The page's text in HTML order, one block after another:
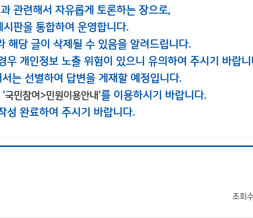
관련해서 자유롭게 토론하는 장으로,
판을 통합하여 운영합니다.
해당 글이 삭제될 수 있음을 알려드립니다.
개인정보 노출 위험이 있으니 유의하여 주시기 바랍니
는 선별하여 답변을 게재할 예정입니다.
'국민참여>민원이용안내'를 이용하시기 바랍니다.
성 완료하여 주시기 바랍니다.
조회